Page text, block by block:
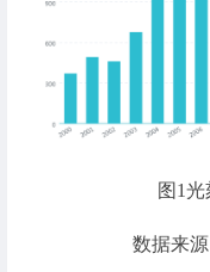
图1
数据来源